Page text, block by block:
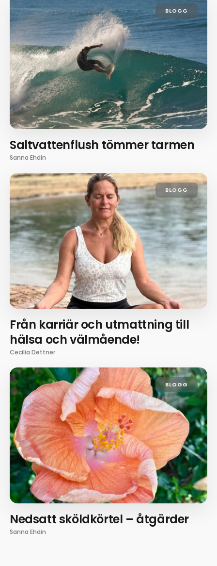
BLOGG
Saltvattenflush tömmer tarmen
Sanna Ehdin
BLOGG
Från karriär och utmattning till
hälsa och välmående!
Cecilia Dettner
BLOGG
Nedsatt sköldkörtel – åtgärder
Sanna Ehdin